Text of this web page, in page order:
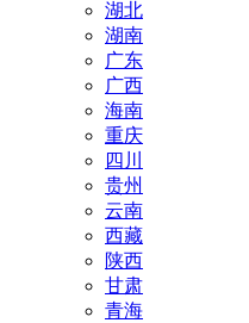
湖北
湖南
广东
广西
海南
重庆
四川
贵州
云南
西藏
陕西
甘肃
青海